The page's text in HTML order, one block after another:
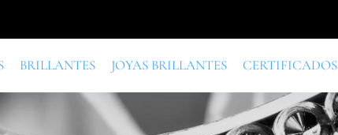
BRILLANTES JOYAS BRILLANTES CERTIFICADOS